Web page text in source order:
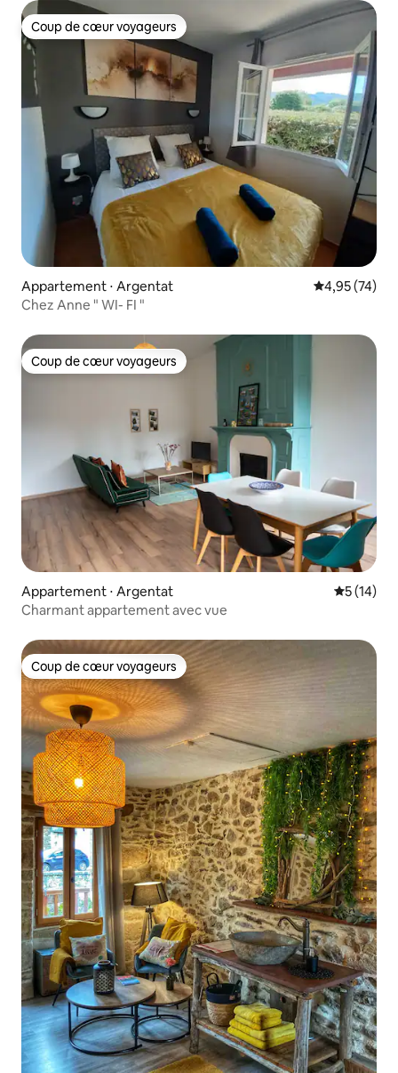
Coup de cœur voyageurs
Coup de cœur voyageurs
Appartement ⋅ Argentat Évaluation
4,95 (74)
Chez Anne " WI- FI "
Coup de cœur voyageurs
Coup de cœur voyageurs
Appartement ⋅ Argentat
5 (14)
Charmant appartement avec vue
Coup de cœur voyageurs
Coup de cœur voyageurs